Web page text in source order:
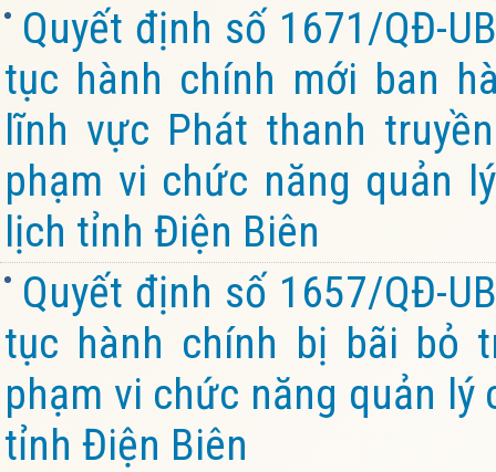
Quyết định số 1671/QĐ-
tục hành chính mới ban
lĩnh vực Phát thanh
phạm vi chức năng quản
lịch tỉnh Điện Biên
Quyết định số 1657/QĐ-
tục hành chính bị bãi bỏ
phạm vi chức năng quản
tỉnh Điện Biên